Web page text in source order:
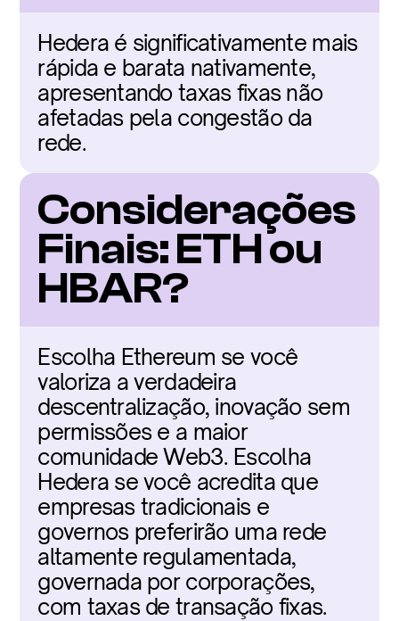
Hedera é significativamente mais
rápida e barata nativamente,
apresentando taxas fixas não
afetadas pela congestão da
rede.
Considerações
Finais: ETH ou
HBAR?
Escolha Ethereum se você
valoriza a verdadeira
descentralização, inovação sem
permissões e a maior
comunidade Web3. Escolha
Hedera se você acredita que
empresas tradicionais e
governos preferirão uma rede
altamente regulamentada,
governada por corporações,
com taxas de transação fixas.